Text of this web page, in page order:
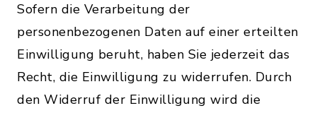
Sofern die Verarbeitung der
personenbezogenen Daten auf einer erteilten
Einwilligung beruht, haben Sie jederzeit das
Recht, die Einwilligung zu widerrufen. Durch
den Widerruf der Einwilligung wird die